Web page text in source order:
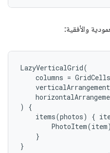
والأفقية:
LazyVerticalGrid(
columns = GridCells
verticalArrangement
)
{
items(photos) {
PhotoItem(item)
}
}